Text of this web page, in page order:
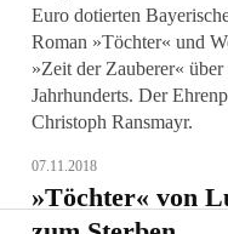
Euro dotierten
Roman »Töchter« und
»Zeit der Zauberer«
Jahrhunderts. Der
Christoph Ransmayr.
07.11.2018
»Töchter« von